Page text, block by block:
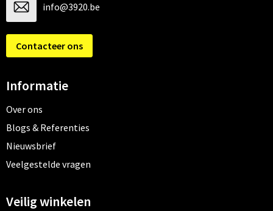
info@3920.be
Contacteer ons
Informatie
Over ons
Blogs & Referenties
Nieuwsbrief
Veelgestelde vragen
Veilig winkelen